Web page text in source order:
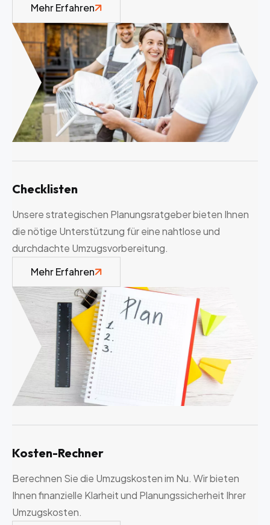
Mehr Erfahren
Checklisten
Unsere strategischen Planungsratgeber bieten Ihnen
die nötige Unterstützung für eine nahtlose und
durchdachte Umzugsvorbereitung.
Mehr Erfahren
Kosten-Rechner
Berechnen Sie die Umzugskosten im Nu. Wir bieten
Ihnen finanzielle Klarheit und Planungssicherheit Ihrer
Umzugskosten.